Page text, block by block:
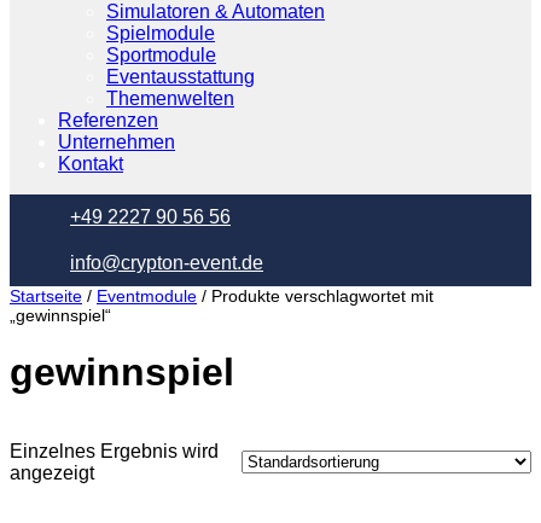
Simulatoren & Automaten
Spielmodule
Sportmodule
Eventausstattung
Themenwelten
Referenzen
Unternehmen
Kontakt
+49 2227 90 56 56
info@crypton-event.de
Startseite / Eventmodule / Produkte verschlagwortet mit
„gewinnspiel“
gewinnspiel
Einzelnes Ergebnis wird
angezeigt